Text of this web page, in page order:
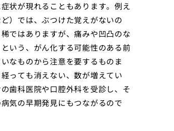
状が現れることもあります。例え
）では、ぶつけた覚えがないの
ではありますが、痛みや凹凸のな
いう、がん化する可能性のある前
なものから注意を要するものま
っても消えない、数が増えてい
歯科医院や口腔外科を受診し、そ
気の早期発見にもつながるので